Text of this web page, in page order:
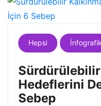
Hepsi
Sürdürülebilir
Hedeflerini
Sebep